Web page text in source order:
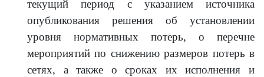
текущий период с указанием источника
опубликования решения об установлении
уровня нормативных потерь, о перечне
мероприятий по снижению размеров потерь в
сетях, а также о сроках их исполнения и